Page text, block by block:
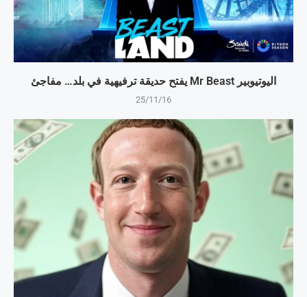
اليوتيوبير Mr Beast يفتح حديقة ترفيهية في بلد… مفاجئ
25/11/16